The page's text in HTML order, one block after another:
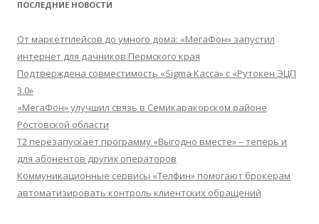
ПОСЛЕДНИЕ НОВОСТИ
От маркетплейсов до умного дома: «МегаФон» запустил
интернет для дачников Пермского края
Подтверждена совместимость «Sigma Касса» с «Рутокен ЭЦП
3.0»
«МегаФон» улучшил связь в Семикаракорском районе
Ростовской области
Т2 перезапускает программу «Выгодно вместе» – теперь и
для абонентов других операторов
Коммуникационные сервисы «Телфин» помогают брокерам
автоматизировать контроль клиентских обращений